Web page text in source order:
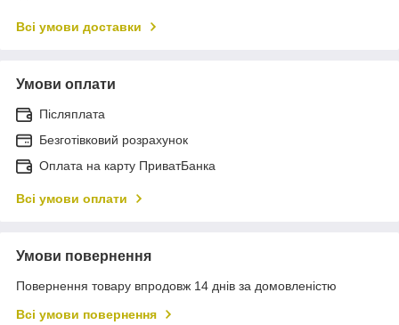
Всі умови доставки
Умови оплати
Післяплата
Безготівковий розрахунок
Оплата на карту ПриватБанка
Всі умови оплати
Умови повернення
Повернення товару впродовж 14 днів за домовленістю
Всі умови повернення